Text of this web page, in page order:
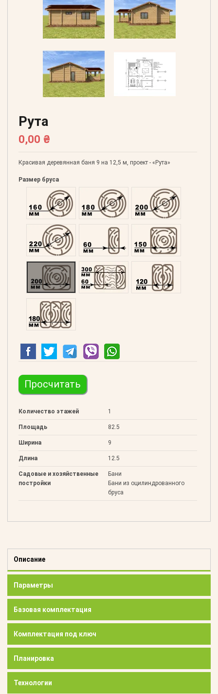
Рута
0,00 ₴
Красивая деревянная баня 9 на 12,5 м, проект - «Рута»
Размер бруса
Оцилиндрованний 160Оцилиндрованний 180Оцилиндрованний
Оцилиндрованний 220Профилированний 60Профилированний
Профилированний 200Двойной 300 Клееный 120
Клееный 180
Просчитать
Количество этажей 1
Площадь 82.5
Ширина 9
Длина 12.5
Садовые и хозяйственные
постройки
Бани
Бани из оцилиндрованного
бруса
Описание
Параметры
Базовая комплектация
Комплектация под ключ
Планировка
Технологии